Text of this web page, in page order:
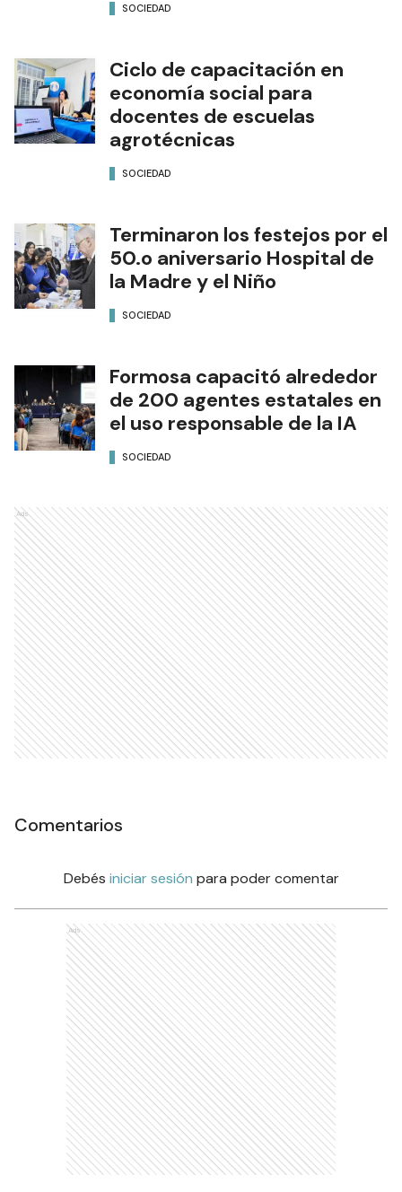
SOCIEDAD
Ciclo de capacitación en
economía social para
docentes de escuelas
agrotécnicas
SOCIEDAD
Terminaron los festejos por el
50.o aniversario Hospital de
la Madre y el Niño
SOCIEDAD
Formosa capacitó alrededor
de 200 agentes estatales en
el uso responsable de la IA
SOCIEDAD
Ads
Comentarios
Debés iniciar sesión para poder comentar
Ads